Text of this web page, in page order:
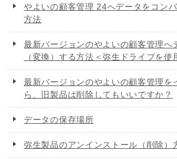
やよいの顧客管理 24へデータをコン
方法
最新バージョンのやよいの顧客管理へ
（変換）する方法＜弥生ドライブを使
最新バージョンのやよいの顧客管理を
ら、旧製品は削除してもいいですか？
データの保存場所
弥生製品のアンインストール（削除）